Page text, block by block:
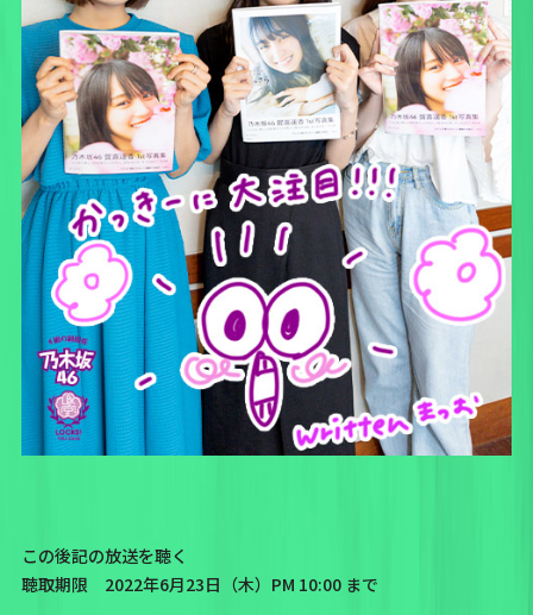
この後記の放送を聴く
聴取期限 2022年6月23日（木）PM 10:00 まで